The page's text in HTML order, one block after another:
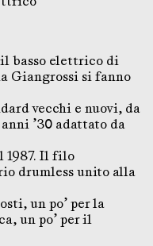
basso elettrico di
Giangrossi si fanno
vecchi e nuovi, da
’30 adattato da
1987. Il filo
drumless unito alla
un po’ per la
un po’ per il